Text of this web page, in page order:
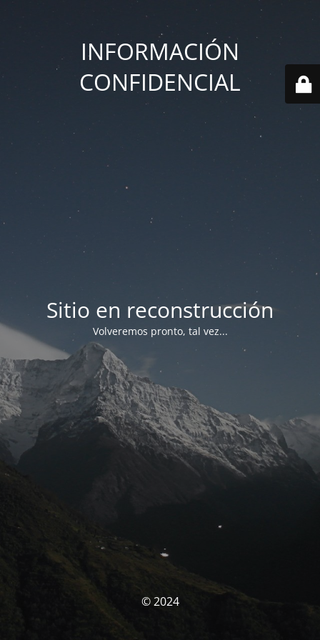
INFORMACIÓN
CONFIDENCIAL
Sitio en reconstrucción
Volveremos pronto, tal vez...
© 2024